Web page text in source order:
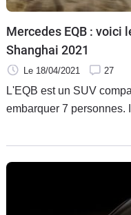
Services
Forum
Moto
Mercedes EQB : voici
Shanghai 2021
Le 18/04/2021 27
L'EQB est un SUV
embarquer 7 personnes.